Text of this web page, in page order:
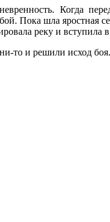
Когда
Пока шла яростная
реку и вступила
то и решили исход боя.